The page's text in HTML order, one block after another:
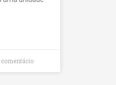
comentário